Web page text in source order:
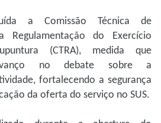
a Comissão Técnica de
Regulamentação do Exercício
(CTRA), medida que
no debate sobre a
fortalecendo a segurança
da oferta do serviço no SUS.